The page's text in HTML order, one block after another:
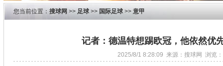
您当前位置： 搜球网 >> 足球>> 国际足球>> 意甲
记者：德温特想踢欧冠，他依然优
2025/8/1 8:28:09 来源：搜球网 浏览：